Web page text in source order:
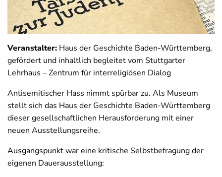
Veranstalter: Haus der Geschichte Baden-Württemberg,
gefördert und inhaltlich begleitet vom Stuttgarter
Lehrhaus – Zentrum für interreligiösen Dialog
Antisemitischer Hass nimmt spürbar zu. Als Museum
stellt sich das Haus der Geschichte Baden-Württemberg
dieser gesellschaftlichen Herausforderung mit einer
neuen Ausstellungsreihe.
Ausgangspunkt war eine kritische Selbstbefragung der
eigenen Dauerausstellung: